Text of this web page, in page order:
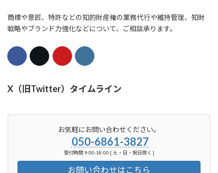
商標や意匠、特許などの知的財産権の業務代行や維持管理、知財
戦略やブランド力強化などについて、ご相談承ります。
X（旧Twitter）タイムライン
お気軽にお問い合わせください。
050-6861-3827
受付時間 9:00-18:00 [ 土・日・祝日除く ]
お問い合わせはこちら